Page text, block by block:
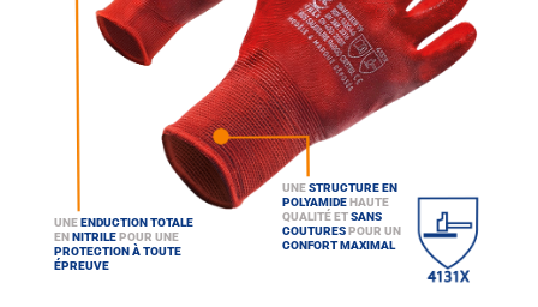
UNEENDUCTION TOTALE
ENNITRILEPOUR UNE
PROTECTION À TOUTE
ÉPREUVE
UNESTRUCTURE EN
POLYAMIDEHAUTE
QUALITÉ ETSANS
COUTURESPOUR UN
CONFORT MAXIMAL